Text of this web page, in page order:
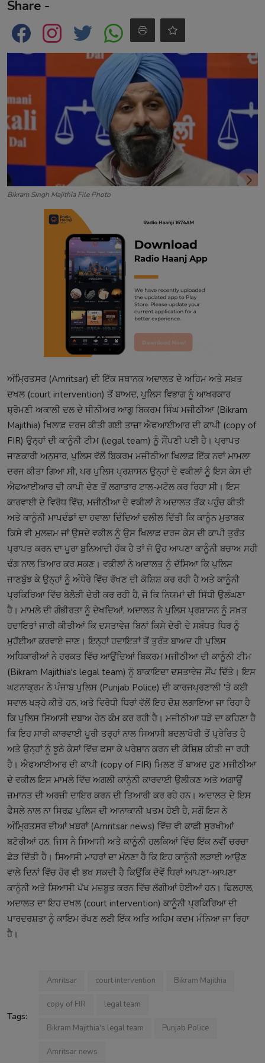
Share -
Bikram Singh Majithia File Photo
ਅੰਮ੍ਰਿਤਸਰ (Amritsar) ਦੀ ਇੱਕ ਸਥਾਨਕ ਅਦਾਲਤ ਦੇ ਅਹਿਮ ਅਤੇ ਸਖ਼ਤ
ਦਖਲ (court intervention) ਤੋਂ ਬਾਅਦ, ਪੁਲਿਸ ਵਿਭਾਗ ਨੂੰ ਆਖਰਕਾਰ
ਸ਼੍ਰੋਮਣੀ ਅਕਾਲੀ ਦਲ ਦੇ ਸੀਨੀਅਰ ਆਗੂ ਬਿਕਰਮ ਸਿੰਘ ਮਜੀਠੀਆ (Bikram
Majithia) ਖਿਲਾਫ਼ ਦਰਜ ਕੀਤੀ ਗਈ ਤਾਜ਼ਾ ਐਫਆਈਆਰ ਦੀ ਕਾਪੀ (copy of
FIR) ਉਨ੍ਹਾਂ ਦੀ ਕਾਨੂੰਨੀ ਟੀਮ (legal team) ਨੂੰ ਸੌਂਪਣੀ ਪਈ ਹੈ। ਪ੍ਰਾਪਤ
ਜਾਣਕਾਰੀ ਅਨੁਸਾਰ, ਪੁਲਿਸ ਵੱਲੋਂ ਬਿਕਰਮ ਮਜੀਠੀਆ ਖਿਲਾਫ਼ ਇੱਕ ਨਵਾਂ ਮਾਮਲਾ
ਦਰਜ ਕੀਤਾ ਗਿਆ ਸੀ, ਪਰ ਪੁਲਿਸ ਪ੍ਰਸ਼ਾਸਨ ਉਨ੍ਹਾਂ ਦੇ ਵਕੀਲਾਂ ਨੂੰ ਇਸ ਕੇਸ ਦੀ
ਐਫਆਈਆਰ ਦੀ ਕਾਪੀ ਦੇਣ ਤੋਂ ਲਗਾਤਾਰ ਟਾਲ-ਮਟੋਲ ਕਰ ਰਿਹਾ ਸੀ। ਇਸ
ਕਾਰਵਾਈ ਦੇ ਵਿਰੋਧ ਵਿੱਚ, ਮਜੀਠੀਆ ਦੇ ਵਕੀਲਾਂ ਨੇ ਅਦਾਲਤ ਤੱਕ ਪਹੁੰਚ ਕੀਤੀ
ਅਤੇ ਕਾਨੂੰਨੀ ਮਾਪਦੰਡਾਂ ਦਾ ਹਵਾਲਾ ਦਿੰਦਿਆਂ ਦਲੀਲ ਦਿੱਤੀ ਕਿ ਕਾਨੂੰਨ ਮੁਤਾਬਕ
ਕਿਸੇ ਵੀ ਮੁਲਜ਼ਮ ਜਾਂ ਉਸਦੇ ਵਕੀਲ ਨੂੰ ਉਸ ਖਿਲਾਫ਼ ਦਰਜ ਕੇਸ ਦੀ ਕਾਪੀ ਤੁਰੰਤ
ਪ੍ਰਾਪਤ ਕਰਨ ਦਾ ਪੂਰਾ ਬੁਨਿਆਦੀ ਹੱਕ ਹੈ ਤਾਂ ਜੋ ਉਹ ਆਪਣਾ ਕਾਨੂੰਨੀ ਬਚਾਅ ਸਹੀ
ਢੰਗ ਨਾਲ ਤਿਆਰ ਕਰ ਸਕਣ। ਵਕੀਲਾਂ ਨੇ ਅਦਾਲਤ ਨੂੰ ਦੱਸਿਆ ਕਿ ਪੁਲਿਸ
ਜਾਣਬੁੱਝ ਕੇ ਉਨ੍ਹਾਂ ਨੂੰ ਅੰਧੇਰੇ ਵਿੱਚ ਰੱਖਣ ਦੀ ਕੋਸ਼ਿਸ਼ ਕਰ ਰਹੀ ਹੈ ਅਤੇ ਕਾਨੂੰਨੀ
ਪ੍ਰਕਿਰਿਆ ਵਿੱਚ ਬੇਲੋੜੀ ਦੇਰੀ ਕਰ ਰਹੀ ਹੈ, ਜੋ ਕਿ ਨਿਯਮਾਂ ਦੀ ਸਿੱਧੀ ਉਲੰਘਣਾ
ਹੈ। ਮਾਮਲੇ ਦੀ ਗੰਭੀਰਤਾ ਨੂੰ ਦੇਖਦਿਆਂ, ਅਦਾਲਤ ਨੇ ਪੁਲਿਸ ਪ੍ਰਸ਼ਾਸਨ ਨੂੰ ਸਖ਼ਤ
ਹਦਾਇਤਾਂ ਜਾਰੀ ਕੀਤੀਆਂ ਕਿ ਦਸਤਾਵੇਜ਼ ਬਿਨਾਂ ਕਿਸੇ ਦੇਰੀ ਦੇ ਸਬੰਧਤ ਧਿਰ ਨੂੰ
ਮੁਹੱਈਆ ਕਰਵਾਏ ਜਾਣ। ਇਨ੍ਹਾਂ ਹਦਾਇਤਾਂ ਤੋਂ ਤੁਰੰਤ ਬਾਅਦ ਹੀ ਪੁਲਿਸ
ਅਧਿਕਾਰੀਆਂ ਨੇ ਹਰਕਤ ਵਿੱਚ ਆਉਂਦਿਆਂ ਬਿਕਰਮ ਮਜੀਠੀਆ ਦੀ ਕਾਨੂੰਨੀ ਟੀਮ
(Bikram Majithia's legal team) ਨੂੰ ਬਾਕਾਇਦਾ ਦਸਤਾਵੇਜ਼ ਸੌਂਪ ਦਿੱਤੇ। ਇਸ
ਘਟਨਾਕ੍ਰਮ ਨੇ ਪੰਜਾਬ ਪੁਲਿਸ (Punjab Police) ਦੀ ਕਾਰਜਪ੍ਰਣਾਲੀ 'ਤੇ ਕਈ
ਸਵਾਲ ਖੜ੍ਹੇ ਕੀਤੇ ਹਨ, ਅਤੇ ਵਿਰੋਧੀ ਧਿਰਾਂ ਵੱਲੋਂ ਇਹ ਦੋਸ਼ ਲਗਾਇਆ ਜਾ ਰਿਹਾ ਹੈ
ਕਿ ਪੁਲਿਸ ਸਿਆਸੀ ਦਬਾਅ ਹੇਠ ਕੰਮ ਕਰ ਰਹੀ ਹੈ। ਮਜੀਠੀਆ ਧੜੇ ਦਾ ਕਹਿਣਾ ਹੈ
ਕਿ ਇਹ ਸਾਰੀ ਕਾਰਵਾਈ ਪੂਰੀ ਤਰ੍ਹਾਂ ਨਾਲ ਸਿਆਸੀ ਬਦਲਾਖੋਰੀ ਤੋਂ ਪ੍ਰੇਰਿਤ ਹੈ
ਅਤੇ ਉਨ੍ਹਾਂ ਨੂੰ ਝੂਠੇ ਕੇਸਾਂ ਵਿੱਚ ਫਸਾ ਕੇ ਪਰੇਸ਼ਾਨ ਕਰਨ ਦੀ ਕੋਸ਼ਿਸ਼ ਕੀਤੀ ਜਾ ਰਹੀ
ਹੈ। ਐਫਆਈਆਰ ਦੀ ਕਾਪੀ (copy of FIR) ਮਿਲਣ ਤੋਂ ਬਾਅਦ ਹੁਣ ਮਜੀਠੀਆ
ਦੇ ਵਕੀਲ ਇਸ ਮਾਮਲੇ ਵਿੱਚ ਅਗਲੀ ਕਾਨੂੰਨੀ ਕਾਰਵਾਈ ਉਲੀਕਣ ਅਤੇ ਅਗਾਊਂ
ਜ਼ਮਾਨਤ ਦੀ ਅਰਜ਼ੀ ਦਾਇਰ ਕਰਨ ਦੀ ਤਿਆਰੀ ਕਰ ਰਹੇ ਹਨ। ਅਦਾਲਤ ਦੇ ਇਸ
ਫੈਸਲੇ ਨਾਲ ਨਾ ਸਿਰਫ਼ ਪੁਲਿਸ ਦੀ ਆਨਾਕਾਨੀ ਖ਼ਤਮ ਹੋਈ ਹੈ, ਸਗੋਂ ਇਸ ਨੇ
ਅੰਮ੍ਰਿਤਸਰ ਦੀਆਂ ਖ਼ਬਰਾਂ (Amritsar news) ਵਿੱਚ ਵੀ ਕਾਫ਼ੀ ਸੁਰਖੀਆਂ
ਬਟੋਰੀਆਂ ਹਨ, ਜਿਸ ਨੇ ਸਿਆਸੀ ਅਤੇ ਕਾਨੂੰਨੀ ਹਲਕਿਆਂ ਵਿੱਚ ਇੱਕ ਨਵੀਂ ਚਰਚਾ
ਛੇੜ ਦਿੱਤੀ ਹੈ। ਸਿਆਸੀ ਮਾਹਰਾਂ ਦਾ ਮੰਨਣਾ ਹੈ ਕਿ ਇਹ ਕਾਨੂੰਨੀ ਲੜਾਈ ਆਉਣ
ਵਾਲੇ ਦਿਨਾਂ ਵਿੱਚ ਹੋਰ ਵੀ ਭਖ ਸਕਦੀ ਹੈ ਕਿਉਂਕਿ ਦੋਵੇਂ ਧਿਰਾਂ ਆਪਣਾ-ਆਪਣਾ
ਕਾਨੂੰਨੀ ਅਤੇ ਸਿਆਸੀ ਪੱਖ ਮਜ਼ਬੂਤ ਕਰਨ ਵਿੱਚ ਲੱਗੀਆਂ ਹੋਈਆਂ ਹਨ। ਫਿਲਹਾਲ,
ਅਦਾਲਤ ਦਾ ਇਹ ਦਖਲ (court intervention) ਕਾਨੂੰਨੀ ਪ੍ਰਕਿਰਿਆ ਦੀ
ਪਾਰਦਰਸ਼ਤਾ ਨੂੰ ਕਾਇਮ ਰੱਖਣ ਲਈ ਇੱਕ ਅਤਿ ਅਹਿਮ ਕਦਮ ਮੰਨਿਆ ਜਾ ਰਿਹਾ
ਹੈ।
Tags:
Amritsar court intervention Bikram Majithia
copy of FIR legal team
Bikram Majithia's legal team Punjab Police
Amritsar news